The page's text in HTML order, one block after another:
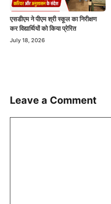
एसडीएम ने पीएम श्री स्कूल का निरीक्षण
कर विद्यार्थियों को किया प्रेरित
July 18, 2026
Leave a Comment